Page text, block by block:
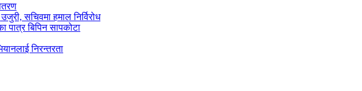
सचिवमा हमाल निर्विरोध
पात्र बिपिन सापकोटा
निरन्तरता